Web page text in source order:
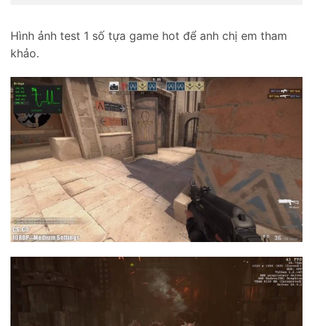
Hình ảnh test 1 số tựa game hot để anh chị em tham
khảo.